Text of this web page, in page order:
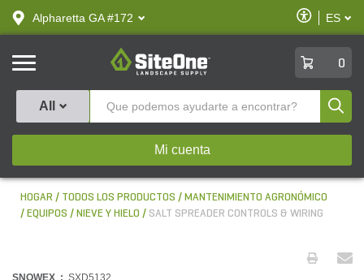
text.skipToContent
text.skipToNavigation
Alpharetta GA #172
Habilitar
ES
SiteOne
0
All
Mi cuenta
HOGAR TODOS LOS PRODUCTOS
MANTENIMIENTO AGRONÓMICO
EQUIPOS
NIEVE Y HIELO SALT SPREADER CONTROLS & WIRING
SNOWEX : SXD5132